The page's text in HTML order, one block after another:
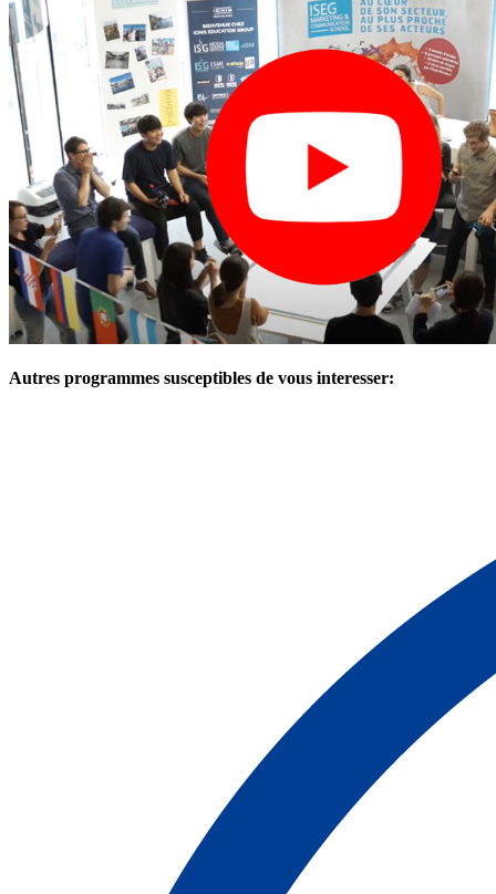
Autres programmes susceptibles de vous interesser: